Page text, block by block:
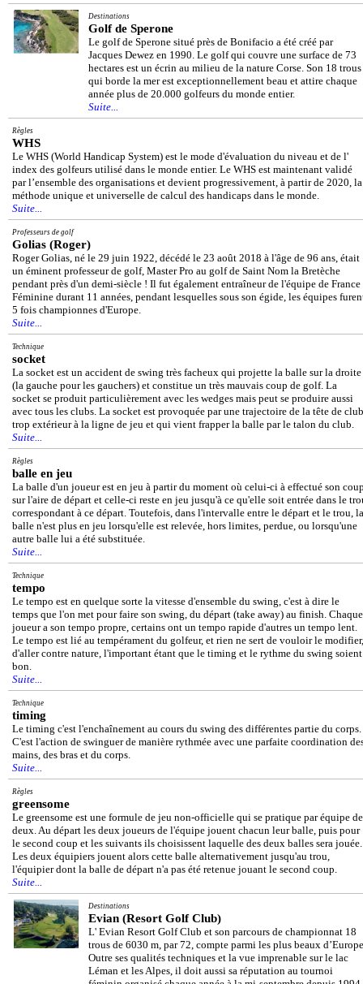
Destinations
Golf de Sperone
Le golf de Sperone situé près de Bonifacio a été créé par
Jacques Dewez en 1990. Le golf qui couvre une surface de 73
hectares est un écrin au milieu de la nature Corse. Son 18 trous
qui borde la mer est exceptionnellement beau et attire chaque
année plus de 20.000 golfeurs du monde entier.
Suite...
Règles
WHS
Le WHS (World Handicap System) est le mode d'évaluation du niveau et de l'
index des golfeurs utilisé dans le monde entier. Le WHS est maintenant validé
par l’ensemble des organisations et devient progressivement, à partir de 2020, la
méthode unique et universelle de calcul des handicaps dans le monde.
Suite...
Professeurs de golf
Golias (Roger)
Roger Golias, né le 29 juin 1922, décédé le 23 août 2018 à l'âge de 96 ans, était
un éminent professeur de golf, Master Pro au golf de Saint Nom la Bretèche
pendant près d'un demi-siècle ! Il fut également entraîneur de l'équipe de France
Féminine durant 11 années, pendant lesquelles sous son égide, les équipes
5 fois championnes d'Europe.
Suite...
Technique
socket
La socket est un accident de swing très facheux qui projette la balle sur la droite
(la gauche pour les gauchers) et constitue un très mauvais coup de golf. La
socket se produit particulièrement avec les wedges mais peut se produire aussi
avec tous les clubs. La socket est provoquée par une trajectoire de la tête de club
trop extérieur à la ligne de jeu et qui vient frapper la balle par le talon du club.
Suite...
Règles
balle en jeu
La balle d'un joueur est en jeu à partir du moment où celui-ci à effectué son
sur l'aire de départ et celle-ci reste en jeu jusqu'à ce qu'elle soit entrée dans le
correspondant à ce départ. Toutefois, dans l'intervalle entre le départ et le trou, la
balle n'est plus en jeu lorsqu'elle est relevée, hors limites, perdue, ou lorsqu'une
autre balle lui a été substituée.
Suite...
Technique
tempo
Le tempo est en quelque sorte la vitesse d'ensemble du swing, c'est à dire le
temps que l'on met pour faire son swing, du départ (take away) au finish. Chaque
joueur a son tempo propre, certains ont un tempo rapide d'autres un tempo lent.
Le tempo est lié au tempérament du golfeur, et rien ne sert de vouloir le modifier,
d'aller contre nature, l'important étant que le timing et le rythme du swing soient
bon.
Suite...
Technique
timing
Le timing c'est l'enchaînement au cours du swing des différentes partie du corps.
C'est l'action de swinguer de manière rythmée avec une parfaite coordination
mains, des bras et du corps.
Suite...
Règles
greensome
Le greensome est une formule de jeu non-officielle qui se pratique par équipe de
deux. Au départ les deux joueurs de l'équipe jouent chacun leur balle, puis pour
le second coup et les suivants ils choisissent laquelle des deux balles sera jouée.
Les deux équipiers jouent alors cette balle alternativement jusqu'au trou,
l'équipier dont la balle de départ n'a pas été retenue jouant le second coup.
Suite...
Destinations
Evian (Resort Golf Club)
L' Evian Resort Golf Club et son parcours de championnat 18
trous de 6030 m, par 72, compte parmi les plus beaux
Outre ses qualités techniques et la vue imprenable sur le lac
Léman et les Alpes, il doit aussi sa réputation au tournoi